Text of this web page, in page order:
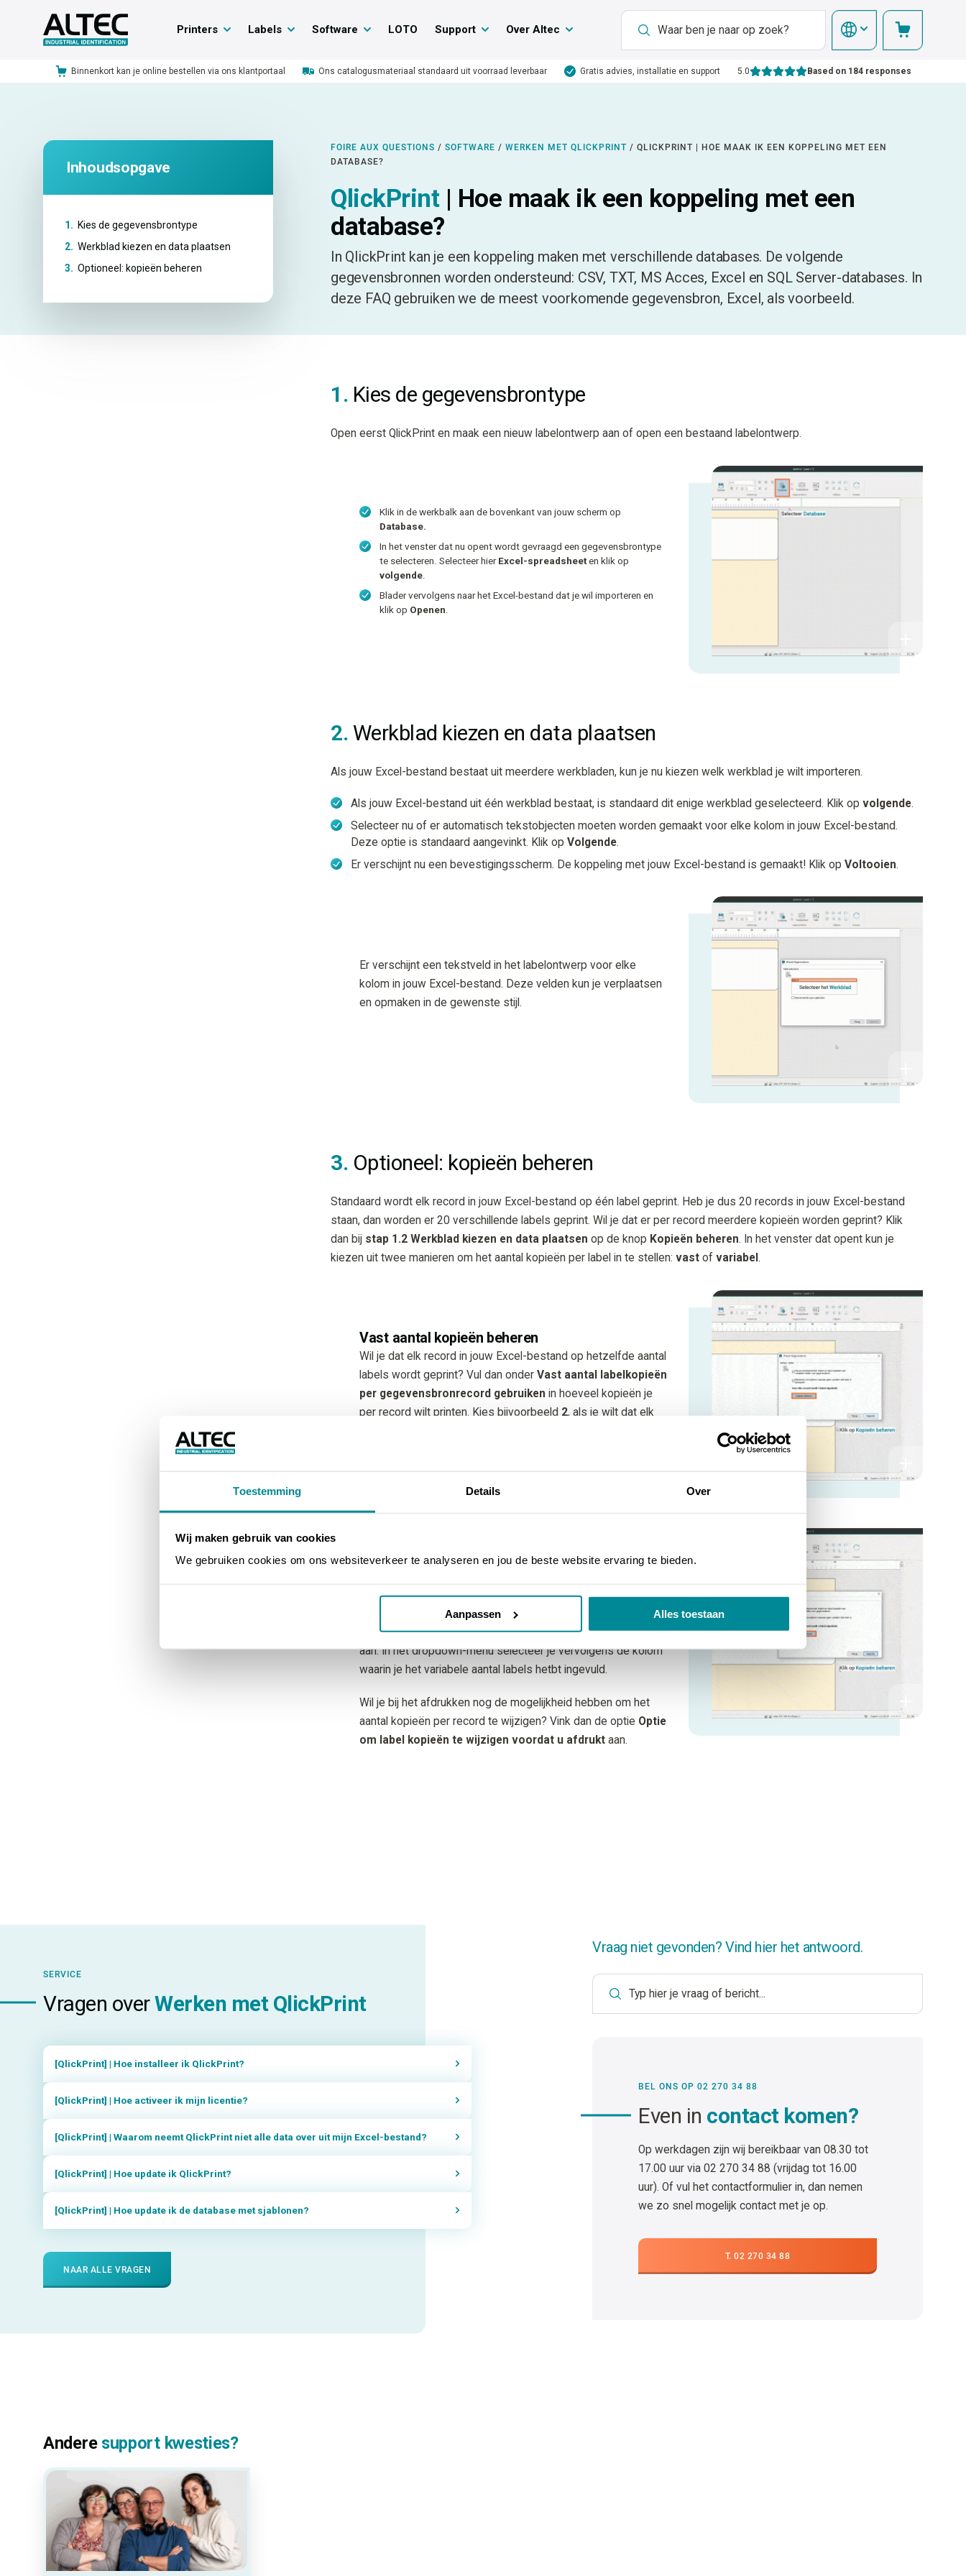
Toestemming Details Over
Wij maken gebruik van cookies
We gebruiken cookies om ons websiteverkeer te analyseren en jou de beste website ervaring te bieden.
Aanpassen Alles toestaan
Printers Labels Software LOTO Support Over Altec
Binnenkort kan je online bestellen via ons klantportaal Ons catalogusmateriaal standaard uit voorraad leverbaar Gratis advies, installatie en support 5.0 Based on 184 responses
Inhoudsopgave
1. Kies de gegevensbrontype
2. Werkblad kiezen en data plaatsen
3. Optioneel: kopieën beheren
FOIRE AUX QUESTIONS / SOFTWARE / WERKEN MET QLICKPRINT / QLICKPRINT | HOE MAAK IK EEN KOPPELING MET EEN
DATABASE?
QlickPrint| Hoe maak ik een koppeling met een
database?
In QlickPrint kan je een koppeling maken met verschillende databases. De volgende
gegevensbronnen worden ondersteund: CSV, TXT, MS Acces, Excel en SQL Server-databases. In
deze FAQ gebruiken we de meest voorkomende gegevensbron, Excel, als voorbeeld.
1. Kies de gegevensbrontype
Open eerst QlickPrint en maak een nieuw labelontwerp aan of open een bestaand labelontwerp.
Klik in de werkbalk aan de bovenkant van jouw scherm op
Database.
In het venster dat nu opent wordt gevraagd een gegevensbrontype
te selecteren. Selecteer hierExcel-spreadsheeten klik op
volgende.
Blader vervolgens naar het Excel-bestand dat je wil importeren en
klik op Openen.
2. Werkblad kiezen en data plaatsen
Als jouw Excel-bestand bestaat uit meerdere werkbladen, kun je nu kiezen welk werkblad je wilt importeren.
Als jouw Excel-bestand uit één werkblad bestaat, is standaard dit enige werkblad geselecteerd. Klik op volgende.
Selecteer nu of er automatisch tekstobjecten moeten worden gemaakt voor elke kolom in jouw Excel-bestand.
Deze optie is standaard aangevinkt. Klik op Volgende.
Er verschijnt nu een bevestigingsscherm. De koppeling met jouw Excel-bestand is gemaakt! Klik op Voltooien.
Er verschijnt een tekstveld in het labelontwerp voor elke
kolom in jouw Excel-bestand. Deze velden kun je verplaatsen
en opmaken in de gewenste stijl.
3. Optioneel: kopieën beheren
Standaard wordt elk record in jouw Excel-bestand op één label geprint. Heb je dus 20 records in jouw Excel-bestand
staan, dan worden er 20 verschillende labels geprint. Wil je dat er per record meerdere kopieën worden geprint? Klik
dan bij stap 1.2 Werkblad kiezen en data plaatsen op de knop Kopieën beheren. In het venster dat opent kun je
kiezen uit twee manieren om het aantal kopieën per label in te stellen: vast of variabel .
Vast aantal kopieën beheren
Wil je dat elk record in jouw Excel-bestand op hetzelfde aantal
labels wordt geprint? Vul dan onderVast aantal labelkopieën
per gegevensbronrecord gebruiken in hoeveel kopieën je
per record wilt printen. Kies bijvoorbeeld 2, als je wilt dat elk
aangegeven.
Wil je dat er voor elk record in jouw Excel-bestand een apart
aantal labels wordt geprint? Vink dan de optie
Gegevensbronveld gebruiken voor het aantal labelkopieën
aan. In het dropdown-menu selecteer je vervolgens de kolom
waarin je het variabele aantal labels hetbt ingevuld.
Wil je bij het afdrukken nog de mogelijkheid hebben om het
aantal kopieën per record te wijzigen? Vink dan de optie Optie
om label kopieën te wijzigen voordat u afdrukt aan.
SERVICE
Vragen overWerken met QlickPrint
[QlickPrint] | Hoe installeer ik QlickPrint?
[QlickPrint] | Hoe activeer ik mijn licentie?
[QlickPrint] | Waarom neemt QlickPrint niet alle data over uit mijn Excel-bestand?
[QlickPrint] | Hoe update ik QlickPrint?
[QlickPrint] | Hoe update ik de database met sjablonen?
NAAR ALLE VRAGEN
Vraag niet gevonden? Vind hier het antwoord.
BEL ONS OP 02 270 34 88
Even in contact komen?
Op werkdagen zijn wij bereikbaar van 08.30 tot
17.00 uur via 02 270 34 88 (vrijdag tot 16.00
uur). Of vul het contactformulier in, dan nemen
we zo snel mogelijk contact met je op.
T. 02 270 34 88
Andere support kwesties?